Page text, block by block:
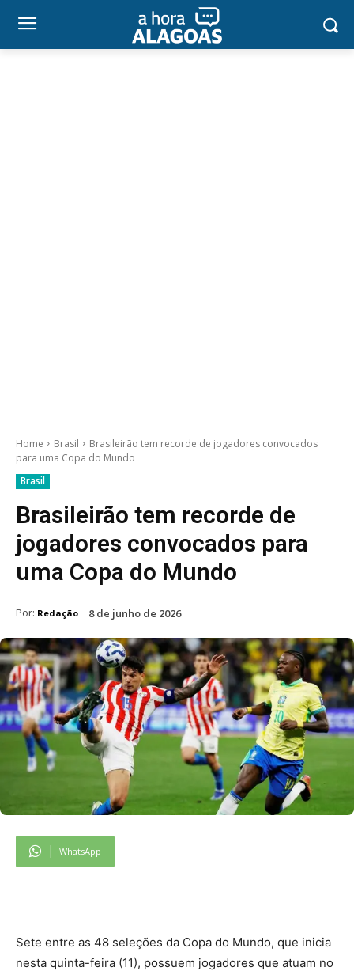
Home Brasil
Brasileirão tem recorde de jogadores convocados
para uma Copa do Mundo
Brasil
Brasileirão tem recorde de
jogadores convocados para
uma Copa do Mundo
Por: Redação 8 de junho de 2026
WhatsApp
Sete entre as 48 seleções da Copa do Mundo, que inicia
nesta quinta-feira (11), possuem jogadores que atuam no